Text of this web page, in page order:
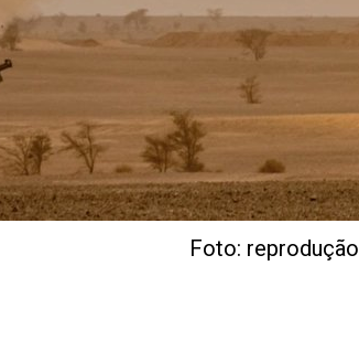
Foto: reprodução